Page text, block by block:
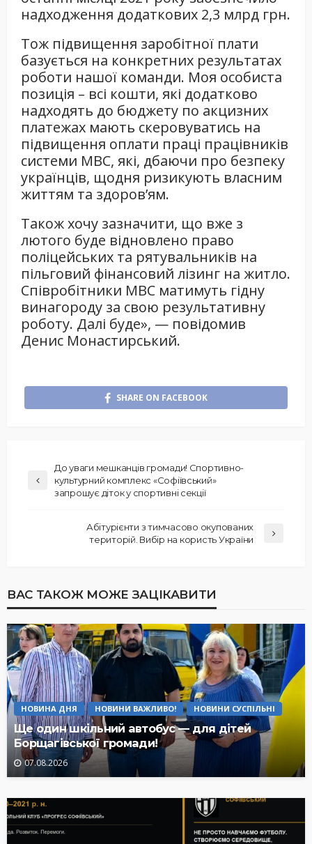
надходження додаткових 2,3 млрд грн.
Тож підвищення заробітної плати
базується на конкретних результатах
роботи нашої команди. Моя особиста
позиція – всі кошти, які додатково
надходять до бюджету по акцизних
платежах мають скеровуватись на
підвищення оплати праці працівників
системи МВС, які, дбаючи про безпеку
українців, щодня ризикують власним
життям та здоров’ям.
Також хочу зазначити, що вже з
лютого буде відновлено право
поліцейських та рятувальників на
пільговий фінансовий лізинг на житло.
Співробітники МВС матимуть гідну
винагороду за свою результативну
роботу. Далі буде», — повідомив
Денис Монастирський.
SHARE ON FACEBOOK
До уваги мешканців громади! Спортивно-
культурний комплекс «Софіївський»
запрошує діток у спортивні секції
Абітурієнти з тимчасово окупованих
територій. Вибір на користь України
ВАС ТАКОЖ МОЖЕ ЗАЦІКАВИТИ
НОВИНА ДНЯ НОВИНИ ВАЖЛИВО! НОВИНИ СУСПІЛЬНІ
Ще один шкільний автобус — для дітей
Борщагівської громади!
07.08.2026